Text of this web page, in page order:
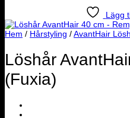
Lägg
Hem / Hårstyling /AvantHair
Löshår
(Fuxia)